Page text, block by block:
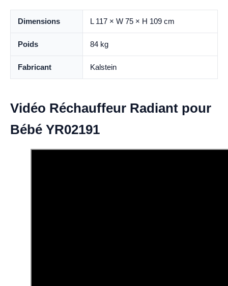
Dimensions L 117 × W 75 × H 109 cm
Poids 84 kg
Fabricant Kalstein
Vidéo Réchauffeur Radiant pour
Bébé YR02191